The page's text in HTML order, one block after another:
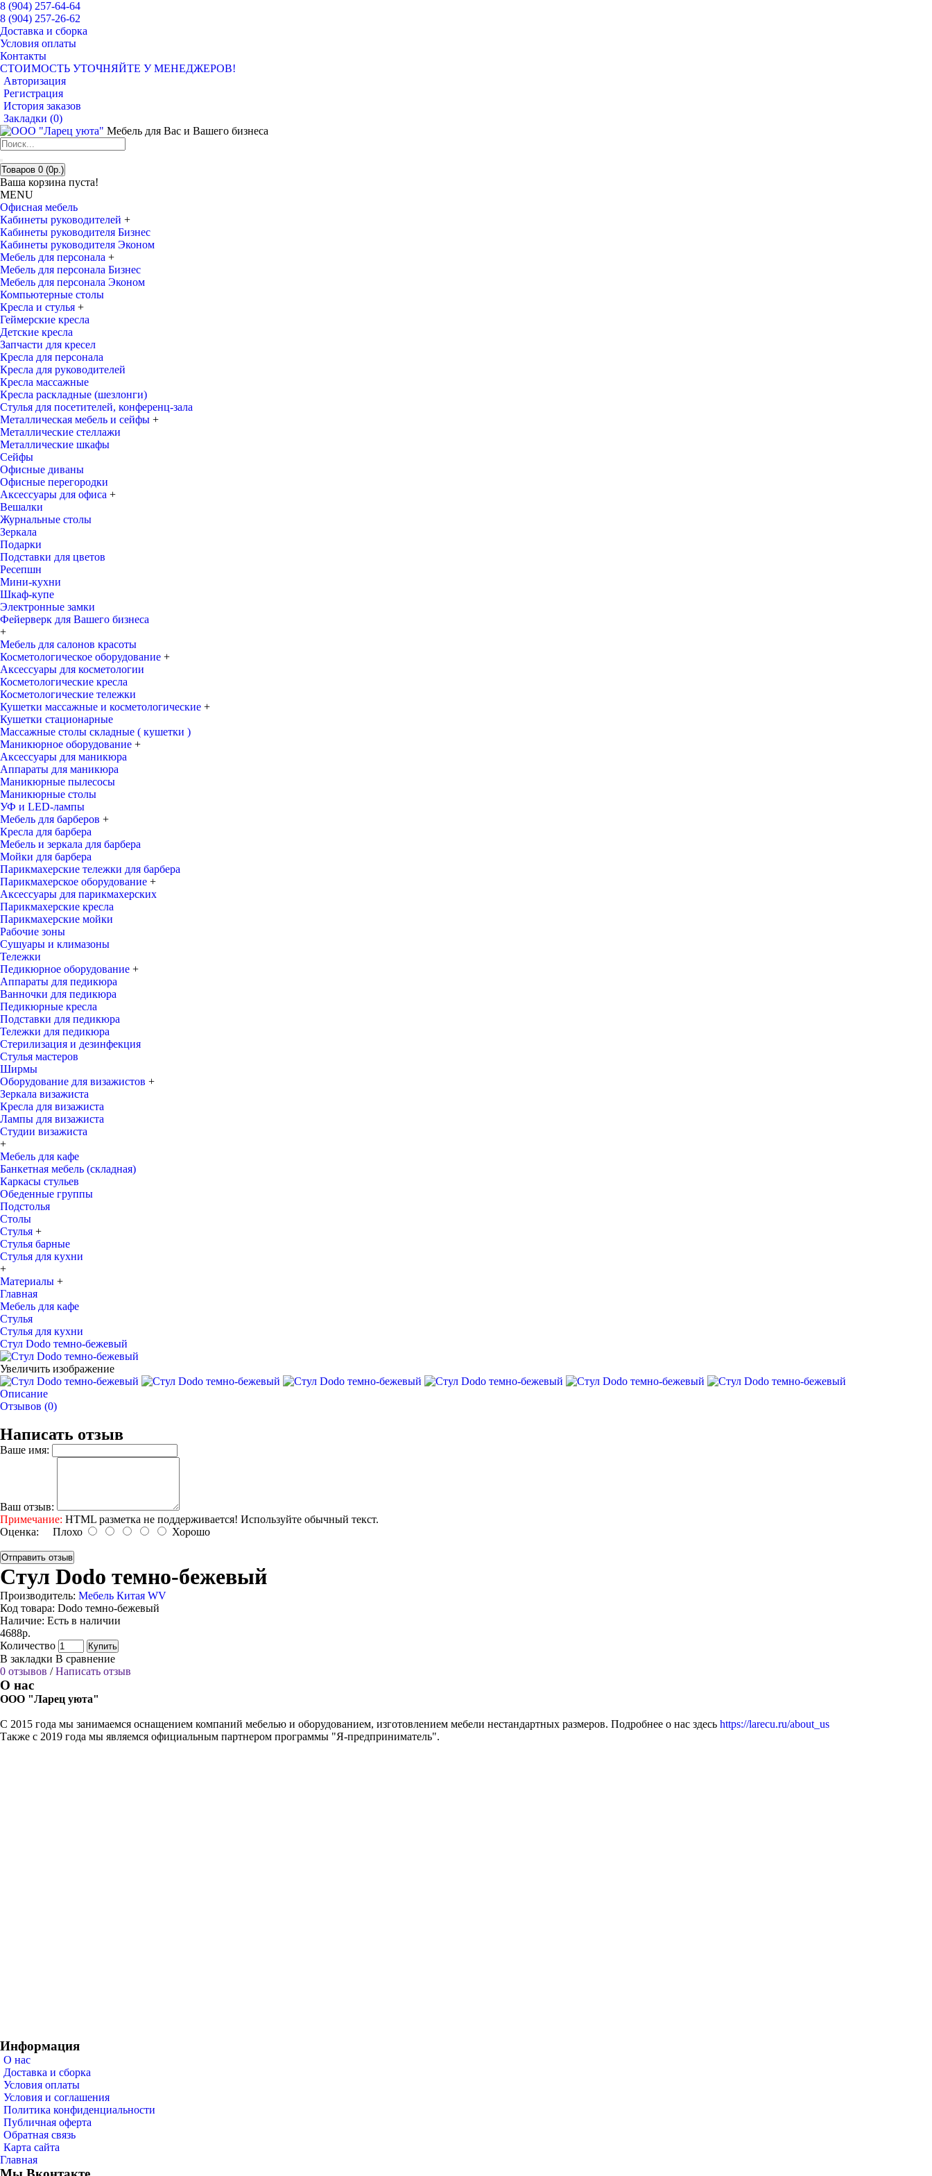
8 (904) 257-64-64
8 (904) 257-26-62
Доставка и сборка
Условия оплаты
Контакты
СТОИМОСТЬ УТОЧНЯЙТЕ У МЕНЕДЖЕРОВ!
Авторизация
Регистрация
История заказов
Закладки (0)
Мебель для Вас и Вашего бизнеса
Товаров 0 (0р.)
Ваша корзина пуста!
MENU
Офисная мебель
Кабинеты руководителей +
Кабинеты руководителя Бизнес
Кабинеты руководителя Эконом
Мебель для персонала +
Мебель для персонала Бизнес
Мебель для персонала Эконом
Компьютерные столы
Кресла и стулья +
Геймерские кресла
Детские кресла
Запчасти для кресел
Кресла для персонала
Кресла для руководителей
Кресла массажные
Кресла раскладные (шезлонги)
Стулья для посетителей, конференц-зала
Металлическая мебель и сейфы +
Металлические стеллажи
Металлические шкафы
Сейфы
Офисные диваны
Офисные перегородки
Аксессуары для офиса +
Вешалки
Журнальные столы
Зеркала
Подарки
Подставки для цветов
Ресепшн
Мини-кухни
Шкаф-купе
Электронные замки
Фейерверк для Вашего бизнеса
+
Мебель для салонов красоты
Косметологическое оборудование +
Аксессуары для косметологии
Косметологические кресла
Косметологические тележки
Кушетки массажные и косметологические +
Кушетки стационарные
Массажные столы складные ( кушетки )
Маникюрное оборудование +
Аксессуары для маникюра
Аппараты для маникюра
Маникюрные пылесосы
Маникюрные столы
УФ и LED-лампы
Мебель для барберов +
Кресла для барбера
Мебель и зеркала для барбера
Мойки для барбера
Парикмахерские тележки для барбера
Парикмахерское оборудование +
Аксессуары для парикмахерских
Парикмахерские кресла
Парикмахерские мойки
Рабочие зоны
Сушуары и климазоны
Тележки
Педикюрное оборудование +
Аппараты для педикюра
Ванночки для педикюра
Педикюрные кресла
Подставки для педикюра
Тележки для педикюра
Стерилизация и дезинфекция
Стулья мастеров
Ширмы
Оборудование для визажистов +
Зеркала визажиста
Кресла для визажиста
Лампы для визажиста
Студии визажиста
+
Мебель для кафе
Банкетная мебель (складная)
Каркасы стульев
Обеденные группы
Подстолья
Столы
Стулья +
Стулья барные
Стулья для кухни
+
Материалы +
Главная
Мебель для кафе
Стулья
Стулья для кухни
Стул Dodo темно-бежевый
Увеличить изображение
Описание
Отзывов (0)
Написать отзыв
Ваше имя:
Ваш отзыв:
Примечание: HTML разметка не поддерживается! Используйте обычный текст.
Оценка: Плохо Хорошо
Отправить отзыв
Стул Dodo темно-бежевый
Производитель: Мебель Китая WV
Код товара: Dodo темно-бежевый
Наличие: Есть в наличии
4688р.
Количество
Купить
В закладки В сравнение
0 отзывов /Написать отзыв
О нас
ООО "Ларец уюта"
С 2015 года мы занимаемся оснащением компаний мебелью и оборудованием, изготовлением мебели нестандартных размеров. Подробнее о нас здесь https://larecu.ru/about_us
Также с 2019 года мы являемся официальным партнером программы "Я-предприниматель".
Информация
О нас
Доставка и сборка
Условия оплаты
Условия и соглашения
Политика конфиденциальности
Публичная оферта
Обратная связь
Карта сайта
Главная